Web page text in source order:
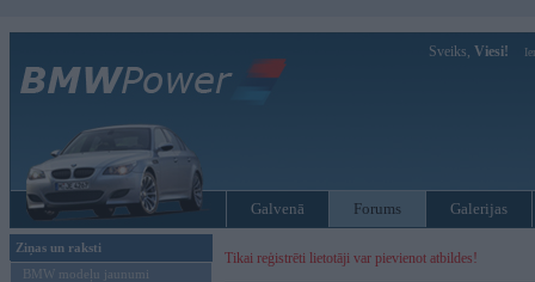
Sveiks, Viesi!
Galvenā Forums Galerijas
Ziņas un raksti
BMW modeļu jaunumi
Tikai reģistrēti lietotāji var pievienot atbildes!